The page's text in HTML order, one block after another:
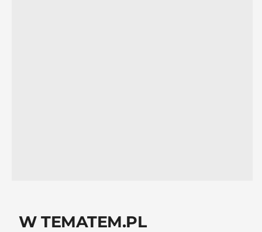
W TEMATEM.PL